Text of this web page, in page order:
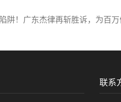
陷阱！广东杰律再斩胜诉，为百
联系